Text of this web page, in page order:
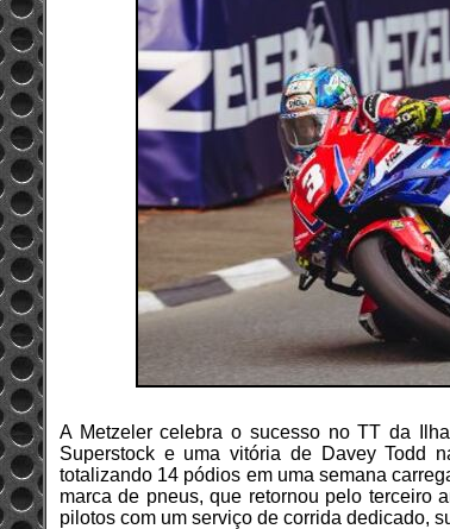
A Metzeler celebra o sucesso no TT da
Superstock e uma vitória de Davey Todd
totalizando 14 pódios em uma semana
marca de pneus, que retornou pelo terceiro
pilotos com um serviço de corrida dedicado,